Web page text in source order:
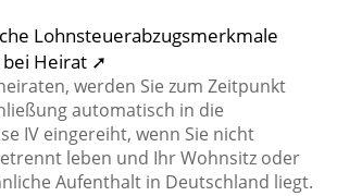
Lohnsteuerabzugsmerkmale
Heirat ➚
werden Sie zum Zeitpunkt
automatisch in die
IV eingereiht, wenn Sie nicht
leben und Ihr Wohnsitz oder
Aufenthalt in Deutschland liegt.